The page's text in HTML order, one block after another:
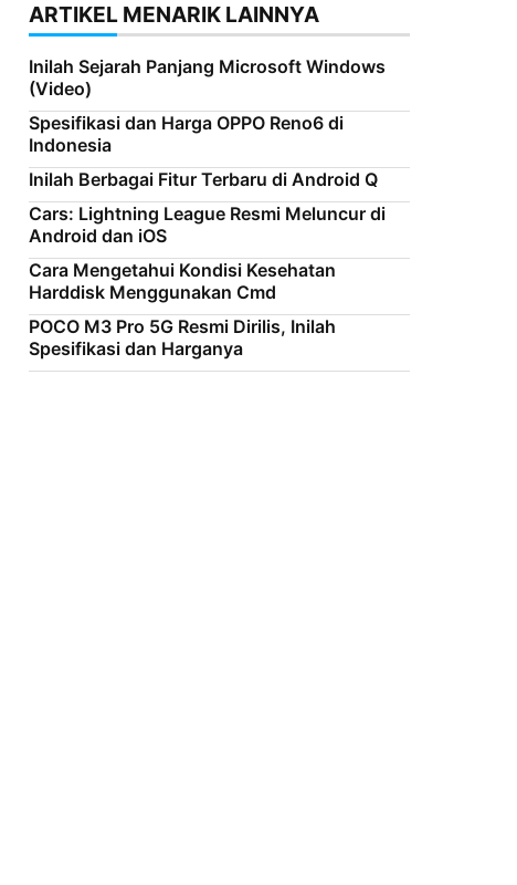
ARTIKEL MENARIK LAINNYA
Inilah Sejarah Panjang Microsoft Windows
(Video)
Spesifikasi dan Harga OPPO Reno6 di
Indonesia
Inilah Berbagai Fitur Terbaru di Android Q
Cars: Lightning League Resmi Meluncur di
Android dan iOS
Cara Mengetahui Kondisi Kesehatan
Harddisk Menggunakan Cmd
POCO M3 Pro 5G Resmi Dirilis, Inilah
Spesifikasi dan Harganya